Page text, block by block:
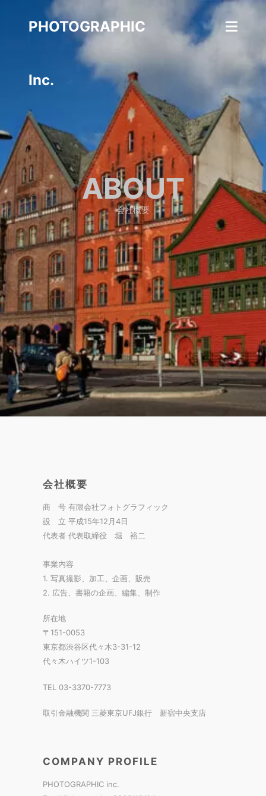
PHOTOGRAPHIC
Inc.
ABOUT
会社概要
会社概要
商 号 有限会社フォトグラフィック
設 立 平成15年12月4日
代表者 代表取締役 堀 裕二
事業内容
1. 写真撮影、加工、企画、販売
2. 広告、書籍の企画、編集、制作
所在地
〒151-0053
東京都渋谷区代々木3-31-12
代々木ハイツ1-103
TEL 03-3370-7773
取引金融機関 三菱東京UFJ銀行 新宿中央支店
COMPANY PROFILE
PHOTOGRAPHIC inc.